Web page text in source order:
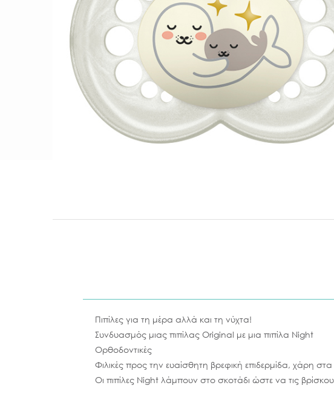
Πιπίλες για τη μέρα αλλά και τη νύχτα!
Συνδυασμός μιας πιπίλας Original με μια πιπίλα Night
Ορθοδοντικές
Φιλικές προς την ευαίσθητη βρεφική επιδερμίδα, χάρη
Οι πιπίλες Night λάμπουν στο σκοτάδι ώστε να τις